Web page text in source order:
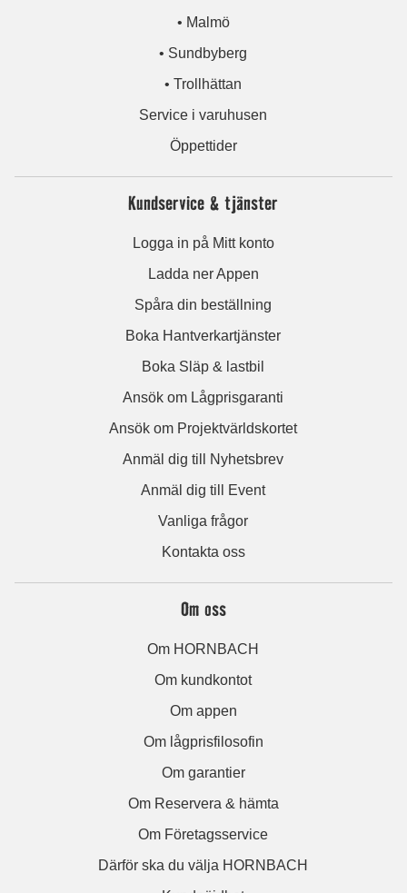
• Malmö
• Sundbyberg
• Trollhättan
Service i varuhusen
Öppettider
Kundservice & tjänster
Logga in på Mitt konto
Ladda ner Appen
Spåra din beställning
Boka Hantverkartjänster
Boka Släp & lastbil
Ansök om Lågprisgaranti
Ansök om Projektvärldskortet
Anmäl dig till Nyhetsbrev
Anmäl dig till Event
Vanliga frågor
Kontakta oss
Om oss
Om HORNBACH
Om kundkontot
Om appen
Om lågprisfilosofin
Om garantier
Om Reservera & hämta
Om Företagsservice
Därför ska du välja HORNBACH